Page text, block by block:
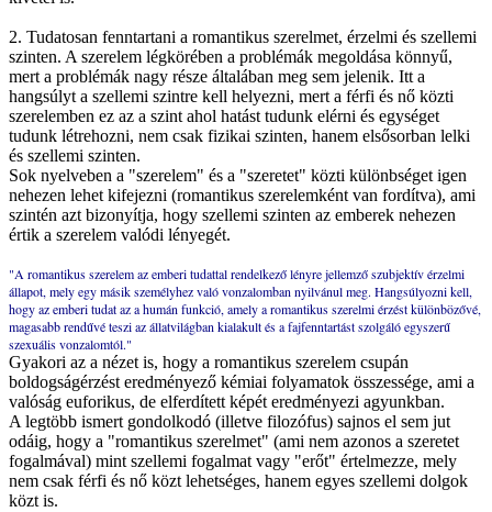
2. Tudatosan fenntartani a romantikus szerelmet, érzelmi és szellemi
szinten. A szerelem légkörében a problémák megoldása könnyű,
mert a problémák nagy része általában meg sem jelenik. Itt a
hangsúlyt a szellemi szintre kell helyezni, mert a férfi és nő közti
szerelemben ez az a szint ahol hatást tudunk elérni és egységet
tudunk létrehozni, nem csak fizikai szinten, hanem elsősorban lelki
és szellemi szinten.
Sok nyelveben a "szerelem" és a "szeretet" közti különbséget igen
nehezen lehet kifejezni (romantikus szerelemként van fordítva), ami
szintén azt bizonyítja, hogy szellemi szinten az emberek nehezen
értik a szerelem valódi lényegét.
"A romantikus szerelem az emberi tudattal rendelkező lényre jellemző szubjektív érzelmi
állapot, mely egy másik személyhez való vonzalomban nyilvánul meg. Hangsúlyozni kell,
hogy az emberi tudat az a humán funkció, amely a romantikus szerelmi érzést különbözővé,
magasabb rendűvé teszi az állatvilágban kialakult és a fajfenntartást szolgáló egyszerű
szexuális vonzalomtól."
Gyakori az a nézet is, hogy a romantikus szerelem csupán
boldogságérzést eredményező kémiai folyamatok összessége, ami a
valóság euforikus, de elferdített képét eredményezi agyunkban.
A legtöbb ismert gondolkodó (illetve filozófus) sajnos el sem jut
odáig, hogy a "romantikus szerelmet" (ami nem azonos a szeretet
fogalmával) mint szellemi fogalmat vagy "erőt" értelmezze, mely
nem csak férfi és nő közt lehetséges, hanem egyes szellemi dolgok
közt is.